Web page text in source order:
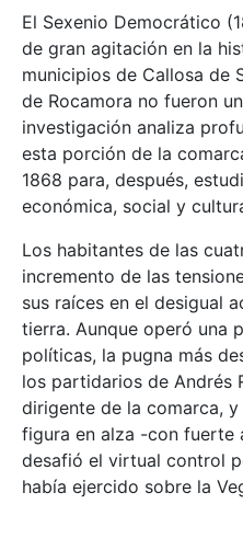
El Sexenio Democrático
de gran agitación en la
municipios de Callosa de
de Rocamora no fueron
investigación analiza
esta porción de la
1868 para, después,
económica, social y
Los habitantes de las
incremento de las
sus raíces en el desigual
tierra. Aunque operó una
políticas, la pugna más
los partidarios de Andrés
dirigente de la comarca, y
figura en alza -con fuerte
desafió el virtual control
había ejercido sobre la